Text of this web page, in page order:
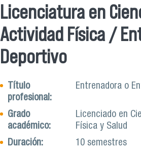
Licenciatura en
Actividad Física /
Deportivo
Título
profesional:
Entrenadora o
Grado
académico:
Licenciado en
Física y Salud
Duración:
10 semestres